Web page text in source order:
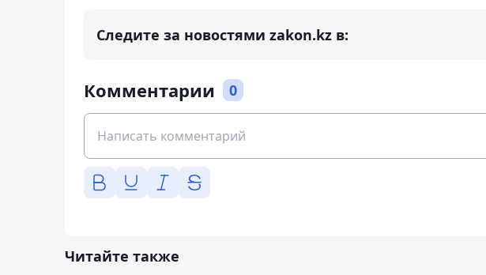
Следите за новостями zakon.kz в:
Комментарии 0
Читайте также